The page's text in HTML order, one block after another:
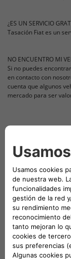
¿ES UN SERVICIO
Tasación Fiat es un
NO ENCUENTRO MI
Si no puedes
en contacto con
cuenta que algunos
mercado para ser
erróneamente
caso, por favor
De todas formas, si
electrónico, ponte en
podamos enviarte de
¿CÓMO CERRAR UNA
Es muy simple.
Fiat más adecuado.
contacto contigo